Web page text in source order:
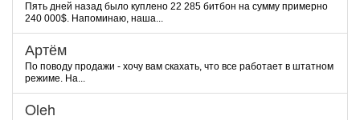
Пять дней назад было куплено 22 285 битбон на сумму примерно
240 000$. Напоминаю, наша...
Артём
По поводу продажи - хочу вам скахать, что все работает в штатном
режиме. На...
Oleh